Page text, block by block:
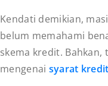
Kendati demikian,
belum memahami
skema kredit.
mengenai syarat